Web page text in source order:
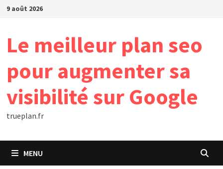
Passer
9 août 2026
Le meilleur plan seo
pour augmenter sa
visibilité sur Google
trueplan.fr
MENU